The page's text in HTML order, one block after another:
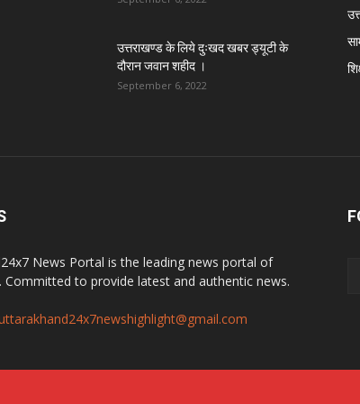
उत्तराखण्ड के लिये दुःखद खबर ड्यूटी के
दौरान जवान शहीद ।
September 6, 2022
News Portal is the leading news portal of
Committed to provide latest and authentic news.